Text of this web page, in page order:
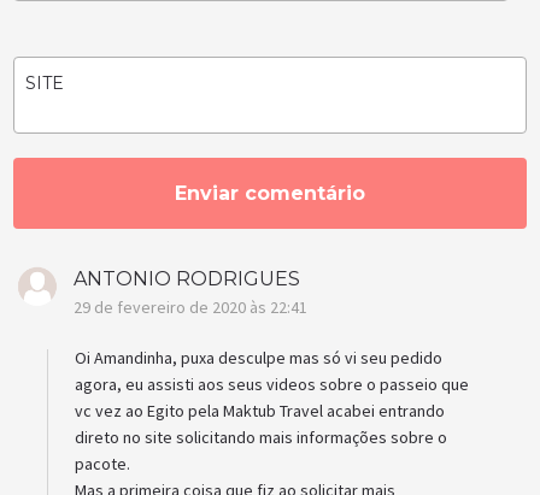
SITE
ANTONIO RODRIGUES
29 de fevereiro de 2020 às 22:41
Oi Amandinha, puxa desculpe mas só vi seu pedido
agora, eu assisti aos seus videos sobre o passeio que
vc vez ao Egito pela Maktub Travel acabei entrando
direto no site solicitando mais informações sobre o
pacote.
Mas a primeira coisa que fiz ao solicitar mais